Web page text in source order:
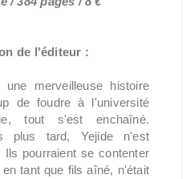
de l'éditeur :
merveilleuse histoire
de foudre à l'université
tout s'est enchaîné.
plus tard, Yejide n'est
Ils pourraient se contenter
tant que fils aîné, n'était